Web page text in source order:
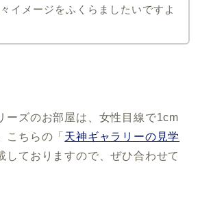
イメージをふくらましたいですよ
ーズのお部屋は、女性目線で1cm
こちらの「 天神ギャラリーの見学
しておりますので、ぜひ合わせて